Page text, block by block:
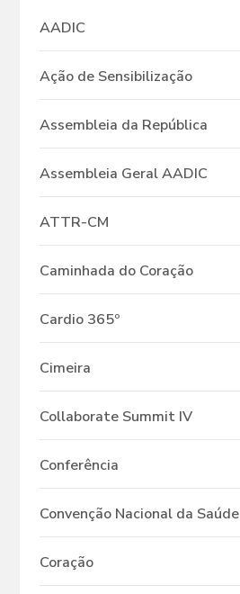
AADIC
Ação de Sensibilização
Assembleia da República
Assembleia Geral AADIC
ATTR-CM
Caminhada do Coração
Cardio 365º
Cimeira
Collaborate Summit IV
Conferência
Convenção Nacional da Saúde
Coração